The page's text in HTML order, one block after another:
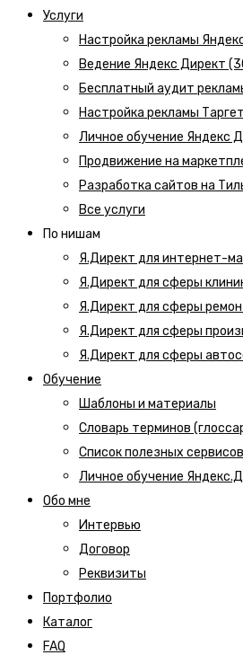
Услуги
Настройка рекламы
Ведение Яндекс Директ
Бесплатный аудит
Настройка рекламы
Личное обучение Яндекс
Продвижение на
Разработка сайтов на
Все услуги
По нишам
Я.Директ для интернет-
Я.Директ для сферы
Я.Директ для сферы
Я.Директ для сферы
Я.Директ для сферы
Обучение
Шаблоны и материалы
Словарь терминов
Список полезных сервисов
Личное обучение
Обо мне
Интервью
Договор
Реквизиты
Портфолио
Каталог
FAQ